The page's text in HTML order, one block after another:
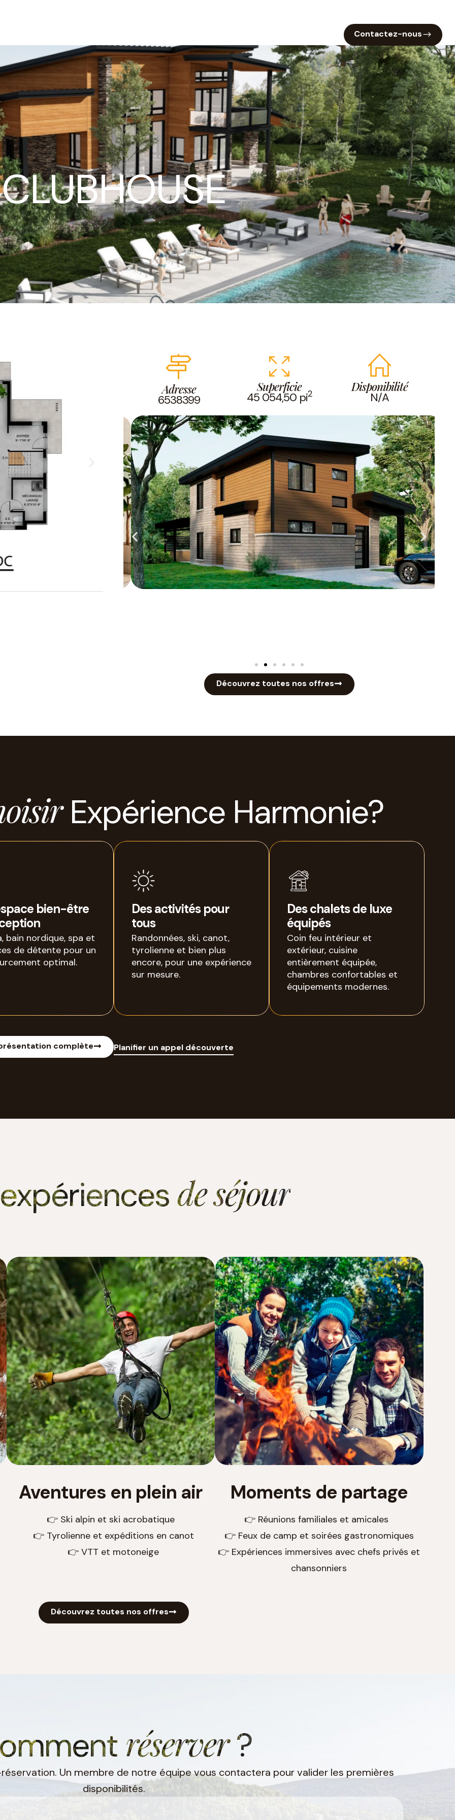
Contactez-nous
CLUBHOUSE
Adresse
6538399
Superficie
45 054,50 pi2
Disponibilité
N/A
Découvrez toutes nos offres
Expérience Harmonie?
bien-être
bain nordique, spa et
de détente pour un
optimal.
Des activités pour
tous
Randonnées, ski, canot,
tyrolienne et bien plus
encore, pour une expérience
sur mesure.
Des chalets de luxe
équipés
Coin feu intérieur et
extérieur, cuisine
entièrement équipée,
chambres confortables et
équipements modernes.
Planifier un appel découverte
complète
de séjour
Aventures en plein air
👉 Ski alpin et ski acrobatique
👉 Tyrolienne et expéditions en canot
👉 VTT et motoneige
Moments de partage
👉 Réunions familiales et amicales
👉 Feux de camp et soirées gastronomiques
👉 Expériences immersives avec chefs privés et
chansonniers
Découvrez toutes nos offres
réserver?
Un membre de notre équipe vous contactera pour valider les premières
disponibilités.